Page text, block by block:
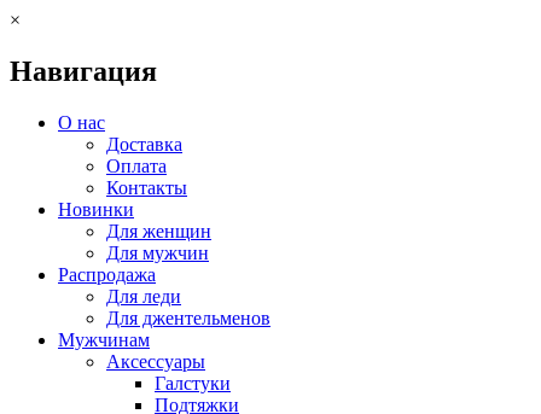
×
Навигация
О нас
Доставка
Оплата
Контакты
Новинки
Для женщин
Для мужчин
Распродажа
Для леди
Для джентельменов
Мужчинам
Аксессуары
Галстуки
Подтяжки